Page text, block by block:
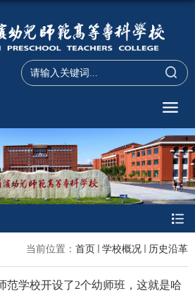
当前位置： 首页 学校概况 历史沿革
范学校开设了2个幼师班，这就是哈